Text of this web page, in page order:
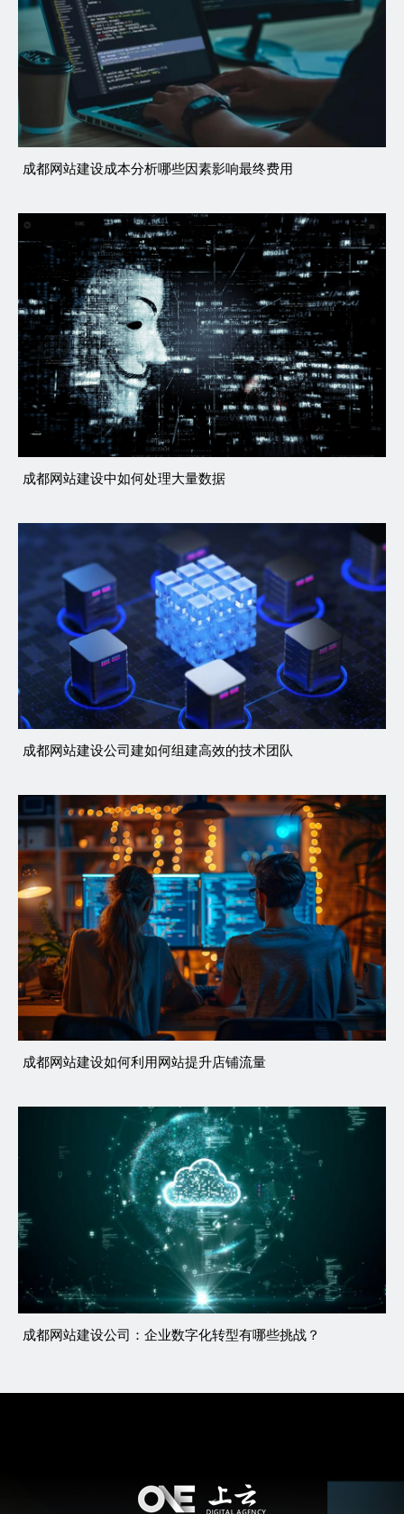
成都网站建设成本分析哪些因素影响最终费用
成都网站建设中如何处理大量数据
成都网站建设公司建如何组建高效的技术团队
成都网站建设如何利用网站提升店铺流量
成都网站建设公司：企业数字化转型有哪些挑战？